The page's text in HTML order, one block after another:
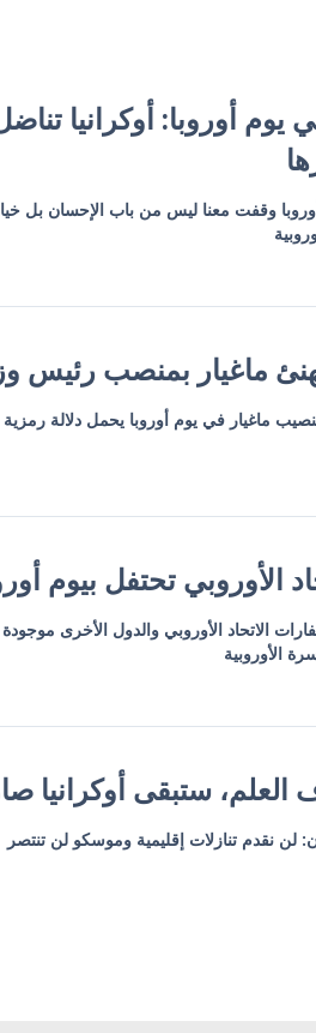
يوم أوروبا: أوكرانيا
وقفت معنا ليس من باب الإحسان بل
ماغيار بمنصب رئيس
ماغيار في يوم أوروبا يحمل دلالة
الأوروبي تحتفل بيوم
سفارات الاتحاد الأوروبي والدول الأخرى
الأوروبية
العلم، ستبقى أوكرانيا
لن نقدم تنازلات إقليمية وموسكو لن تنتصر